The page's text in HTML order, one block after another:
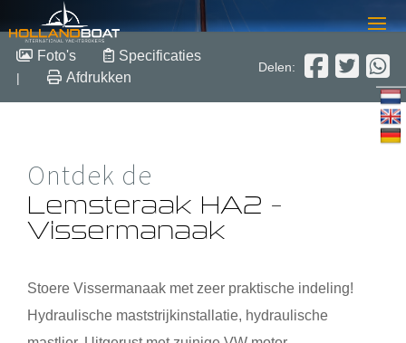
Lemsteraak HA2 –
Vissermanaak
Staal
Verkocht
Foto's Specificaties
| Afdrukken
Delen:
Ontdek de
Lemsteraak HA2 –
Vissermanaak
Stoere Vissermanaak met zeer praktische indeling!
Hydraulische maststrijkinstallatie, hydraulische